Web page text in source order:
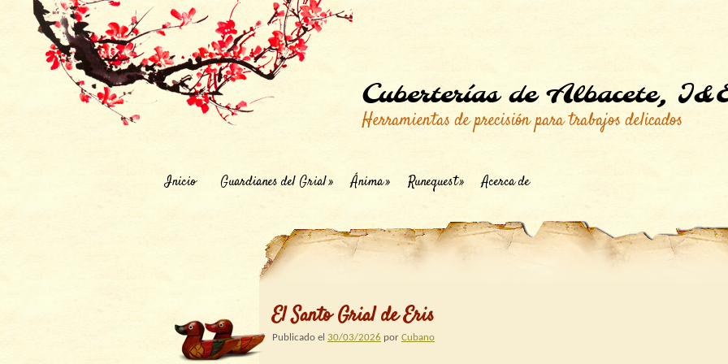
Cuberterías de Albacete,
Herramientas de precisión para trabajos delicados
Inicio Guardianes del Grial Ánima Runequest Acerca de
El Santo Grial de Eris
Publicado el 30/03/2026 por Cubano